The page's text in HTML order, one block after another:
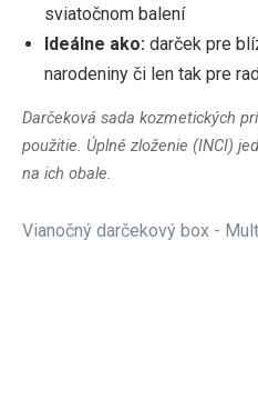
sviatočnom balení
Ideálne ako: darček pre
narodeniny či len tak pre
Darčeková sada kozmetických
použitie. Úplné zloženie (INCI)
na ich obale.
Vianočný darčekový box -